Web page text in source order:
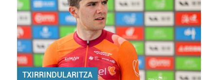
TXIRRINDULARITZA